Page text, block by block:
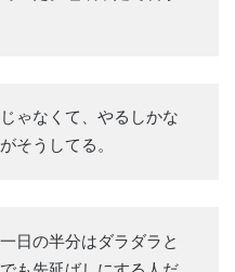
ゃなくて、やるしかな
そうしてる。
日の半分はダラダラと